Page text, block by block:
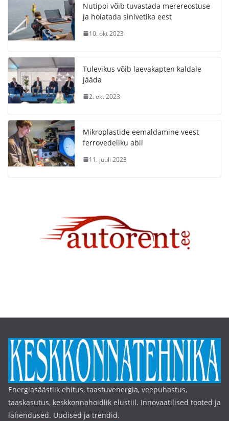
Nutipoi võib tuvastada merereostuse
ja hoiatada sinivetika eest
10. okt 2023
Tulevikus võib laevakapten kaldale
jääda
2. okt 2023
Mikroplastide eemaldamine veest
ferrovedeliku abil
11. juuli 2023
Energiasäästlik ehitus, taastuvenergia, veepuhastus,
taaskasutus, keskkonnahoidlik elustiil. Innovaatilised tooted ja
lahendused. Uudised ja trendid.